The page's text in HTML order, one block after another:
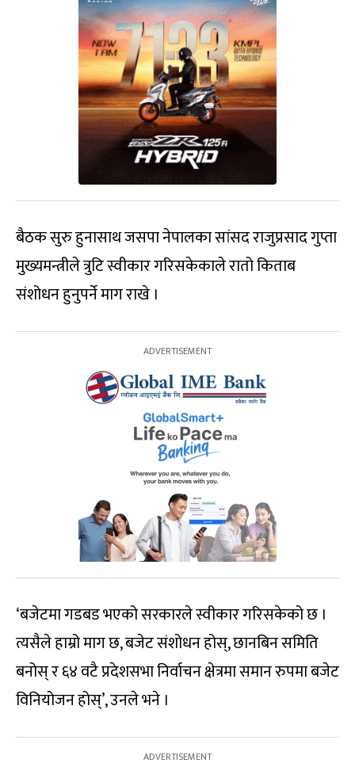
बैठक सुरु हुनासाथ जसपा नेपालका सांसद राजुप्रसाद गुप्ता
मुख्यमन्त्रीले त्रुटि स्वीकार गरिसकेकाले रातो किताब
संशोधन हुनुपर्ने माग राखे ।
‘बजेटमा गडबड भएको सरकारले स्वीकार गरिसकेको छ ।
त्यसैले हाम्रो माग छ, बजेट संशोधन होस्, छानबिन समिति
बनोस् र ६४ वटै प्रदेशसभा निर्वाचन क्षेत्रमा समान रुपमा बजेट
विनियोजन होस्’, उनले भने ।